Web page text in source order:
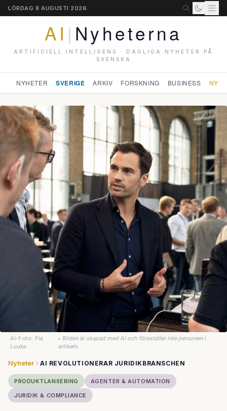
LÖRDAG 8 AUGUSTI 2026
AI | Nyheterna
ARTIFICIELL INTELLIGENS · DAGLIGA NYHETER PÅ
SVENSKA
NYHETER SVERIGE ARKIV FORSKNING BUSINESS
AI-Foto: Pia
Luuka
• Bilden är skapad med AI och föreställer inte personen i
artikeln.
Nyheter AI REVOLUTIONERAR JURIDIKBRANSCHEN
PRODUKTLANSERING
AGENTER & AUTOMATION
JURIDIK & COMPLIANCE